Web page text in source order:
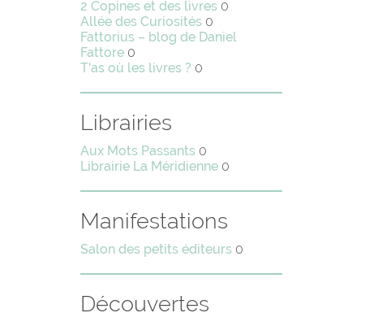
2 Copines et des livres0
Allée des Curiosités0
Fattorius – blog de Daniel
Fattore0
T'as où les livres ? 0
Librairies
Aux Mots Passants0
Librairie La Méridienne0
Manifestations
Salon des petits éditeurs0
Découvertes